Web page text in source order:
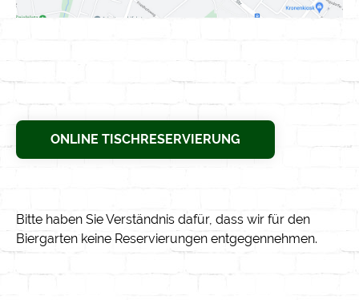
ONLINE TISCHRESERVIERUNG
Bitte haben Sie Verständnis dafür, dass wir für den
Biergarten keine Reservierungen entgegennehmen.